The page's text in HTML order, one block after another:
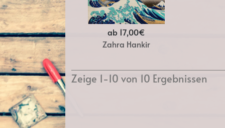
ab 17,00€
Zahra Hankir
Zeige 1-10 von 10 Ergebnissen